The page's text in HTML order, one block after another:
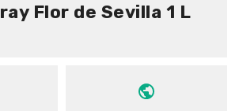
Flor de Sevilla 1 L